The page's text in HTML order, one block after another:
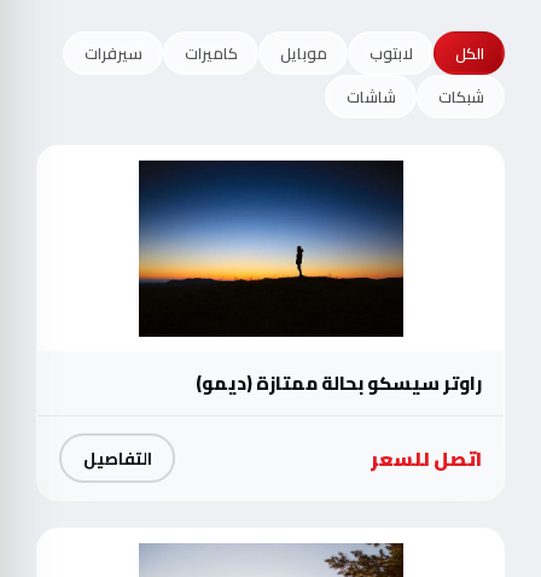
الكل لابتوب موبايل كاميرات
سيرفرات
شبكات
شاشات
راوتر سيسكو بحالة ممتازة (ديمو)
اتصل للسعر التفاصيل